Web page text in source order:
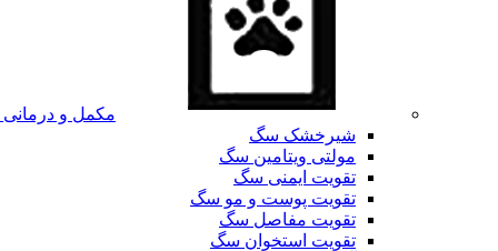
مکمل و
شیرخشک سگ
مولتی ویتامین سگ
تقویت ایمنی سگ
تقویت پوست و مو سگ
تقویت مفاصل سگ
تقویت استخوان سگ